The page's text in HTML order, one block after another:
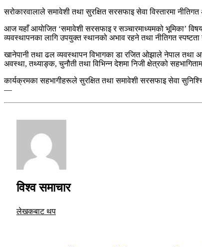
सरोकारवालाले समावेशी तथा सुरक्षित सरसफाइ सेवा विस्तारमा
आज यहाँ आयोजित ‘समावेशी सरसफाइ र सञ्चारमाध्यमको भूमिका’
व्यवस्थापनका लागि उपयुक्त स्थानको अभाव रहने तथा नीतिगत स्पष्टता
खानेपानी तथा ढल व्यवस्थापन विभागका डा रजित ओझाले नेपाल तथा
अवस्था, तथ्याङ्क, चुनौती तथा विभिन्न देशमा निजी क्षेत्रको
कार्यक्रमका सहभागीहरूले सुरक्षित तथा समावेशी सरसफाइ सेवा
—
विश्व समाचार
लेखकबाट थप